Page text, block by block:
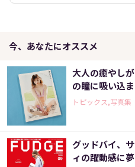
今、あなたにオススメ
大人の癒やし
の瞳に吸い込ま
トピックス,写真集
グッドバイ、
ィの躍動感に